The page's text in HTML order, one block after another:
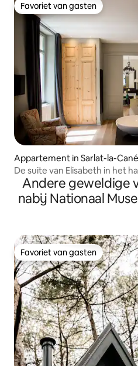
Favoriet van gasten
Favoriet van gasten
Appartement in Sarlat-la-
De suite van Elisabeth in het
centrum
Andere geweldige
nabij Nationaal
Favoriet van gasten
Favoriet van gasten